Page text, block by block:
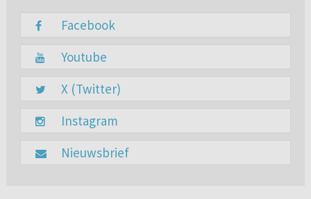
Facebook
Youtube
X (Twitter)
Instagram
Nieuwsbrief